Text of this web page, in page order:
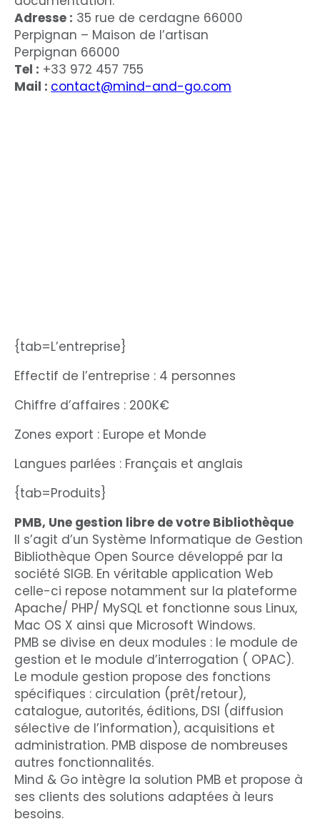
Adresse : 35 rue de cerdagne 66000
Perpignan – Maison de l’artisan
Perpignan 66000
Tel : +33 972 457 755
Mail : contact@mind-and-go.com
{tab=L’entreprise}
Effectif de l’entreprise : 4 personnes
Chiffre d’affaires : 200K€
Zones export : Europe et Monde
Langues parlées : Français et anglais
{tab=Produits}
PMB, Une gestion libre de votre Bibliothèque
Il s’agit d’un Système Informatique de Gestion
Bibliothèque Open Source développé par la
société SIGB. En véritable application Web
celle-ci repose notamment sur la plateforme
Apache/ PHP/ MySQL et fonctionne sous Linux,
Mac OS X ainsi que Microsoft Windows.
PMB se divise en deux modules : le module de
gestion et le module d’interrogation ( OPAC).
Le module gestion propose des fonctions
spécifiques : circulation (prêt/retour),
catalogue, autorités, éditions, DSI (diffusion
sélective de l’information), acquisitions et
administration. PMB dispose de nombreuses
autres fonctionnalités.
Mind & Go intègre la solution PMB et propose à
ses clients des solutions adaptées à leurs
besoins.